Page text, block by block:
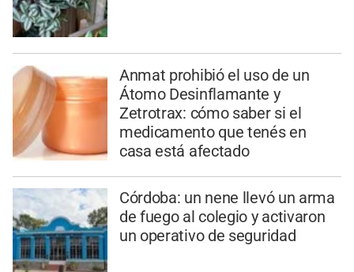
Anmat prohibió el uso de un
Átomo Desinflamante y
Zetrotrax: cómo saber si el
medicamento que tenés en
casa está afectado
Córdoba: un nene llevó un arma
de fuego al colegio y activaron
un operativo de seguridad